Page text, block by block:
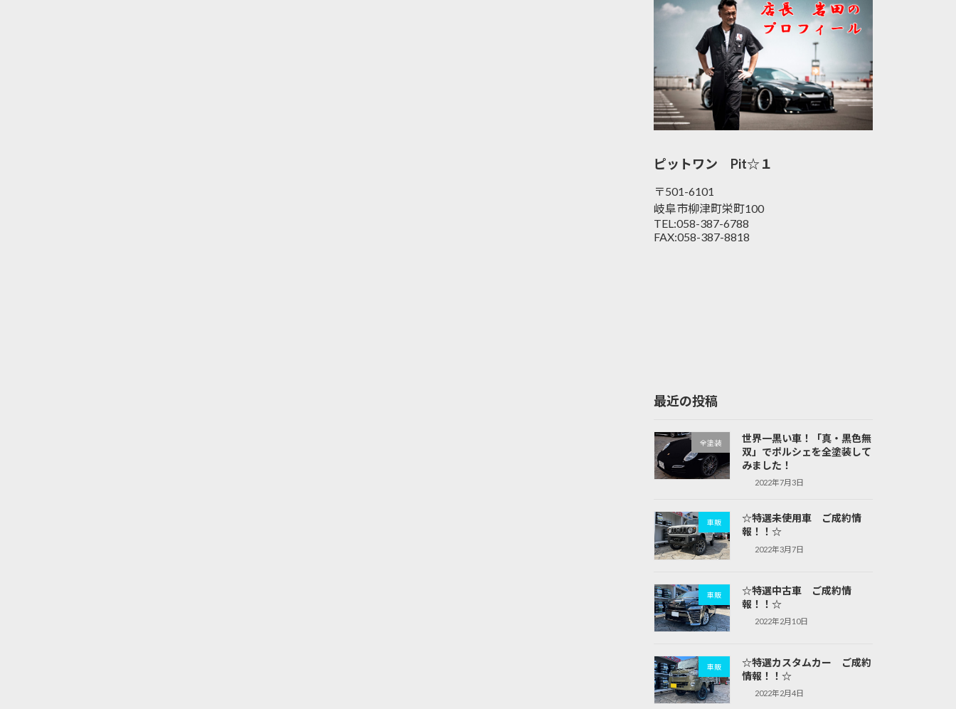
ピットワン Pit☆１
〒501-6101
岐阜市柳津町栄町100
TEL:058-387-6788
FAX:058-387-8818
最近の投稿
全塗装
世界一黒い車！「真・黒色無
双」でポルシェを全塗装して
みました！
2022年7月3日
車販
☆特選未使用車 ご成約情
報！！☆
2022年3月7日
車販
☆特選中古車 ご成約情
報！！☆
2022年2月10日
車販
☆特選カスタムカー ご成約
情報！！☆
2022年2月4日